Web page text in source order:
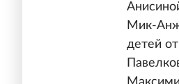
Мик-
детей